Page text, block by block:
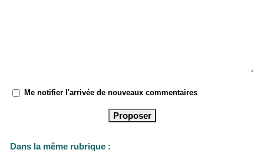
Me notifier l'arrivée de nouveaux commentaires
Dans la même rubrique :